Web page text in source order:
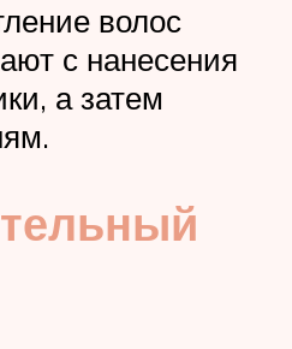
волос
с нанесения
а затем